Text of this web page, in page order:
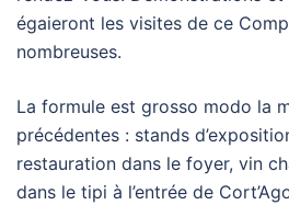
égaieront les visites de ce
nombreuses.
La formule est grosso modo la
précédentes : stands
restauration dans le foyer, vin
dans le tipi à l’entrée de